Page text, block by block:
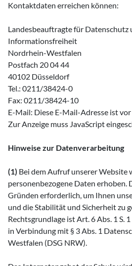
Kontaktdaten erreichen können:
Landesbeauftragte für Datenschutz
Informationsfreiheit
Nordrhein-Westfalen
Postfach 20 04 44
40102 Düsseldorf
Tel.: 0211/38424-0
Fax: 0211/38424-10
E-Mail: Diese E-Mail-Adresse ist
Zur Anzeige muss JavaScript
Hinweise zur Datenverarbeitung
(1) Bei dem Aufruf unserer Website
personenbezogene Daten erhoben.
Gründen erforderlich, um Ihnen
und die Stabilität und Sicherheit zu
Rechtsgrundlage ist Art. 6 Abs. 1 S.
in Verbindung mit § 3 Abs. 1
Westfalen (DSG NRW).